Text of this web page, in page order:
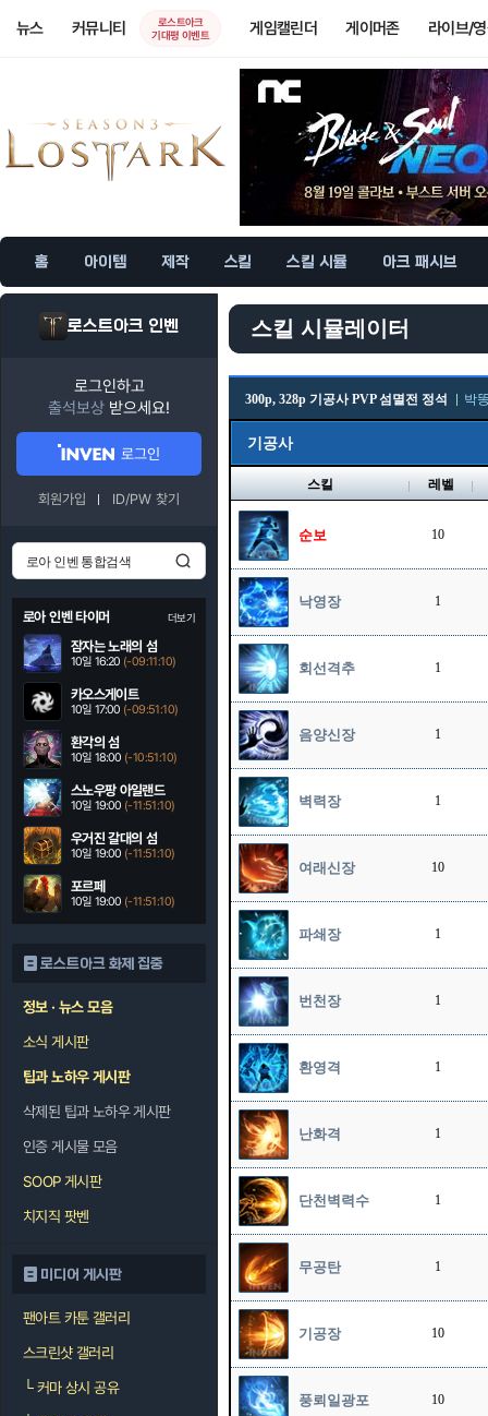
뉴스 커뮤니티
로스트아크
기대평 이벤트
게임캘린더 게이머존 라이브/
홈 아이템 제작 스킬 스킬 시뮬 아크 패시브
로스트아크 인벤
로그인하고
출석보상 받으세요!
로그인
회원가입 ID/PW 찾기
로아 인벤 타이머 더보기
잠자는 노래의 섬
10일 16:20 (-09:11:10)
카오스게이트
10일 17:00 (-09:51:10)
환각의 섬
10일 18:00 (-10:51:10)
스노우팡 아일랜드
10일 19:00 (-11:51:10)
우거진 갈대의 섬
10일 19:00 (-11:51:10)
포르페
10일 19:00 (-11:51:10)
로스트아크 화제 집중
정보 · 뉴스 모음
소식 게시판
팁과 노하우 게시판
삭제된 팁과 노하우 게시판
인증 게시물 모음
SOOP 게시판
치지직 팟벤
미디어 게시판
팬아트 카툰 갤러리
스크린샷 갤러리
└커마 상시 공유
스킬 시뮬레이터
300p, 328p 기공사 PVP 섬멸전 정석 박
기공사
스킬 레벨
순보 10
낙영장 1
회선격추 1
음양신장 1
벽력장 1
여래신장 10
파쇄장 1
번천장 1
환영격 1
난화격 1
단천벽력수 1
무공탄 1
기공장 10
풍뢰일광포 10